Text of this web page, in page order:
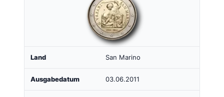
San Marino
03.06.2011